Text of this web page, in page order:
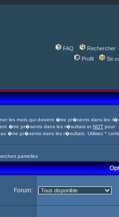
FAQ
Rechercher
Profil
Se
les mots qui doivent �tre pr�sents dans les
�tre pr�sents dans les r�sultats et NOT pour
�tre pr�sents dans les r�sultats. Utilisez *
partielles
Forum: